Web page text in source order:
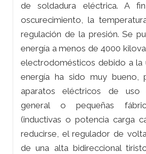
de soldadura eléctrica. A
oscurecimiento, la
regulación de la presión. Se
energía a menos de 4000
electrodomésticos debido a la
energía ha sido muy
aparatos eléctricos de uso
general o pequeñas
(inductivas o potencia carga
reducirse, el regulador de
de una alta bidireccional